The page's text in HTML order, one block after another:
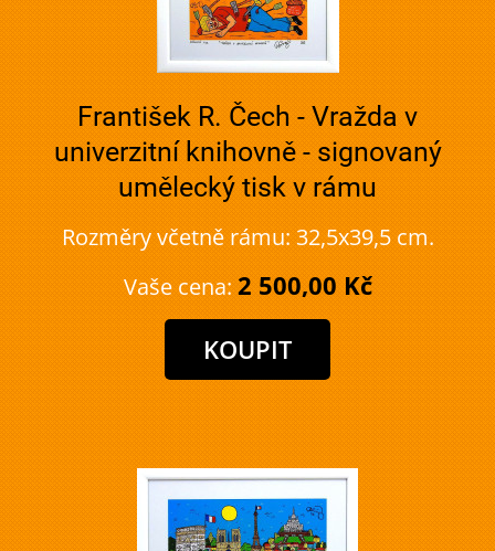
František R. Čech - Vražda v
univerzitní knihovně - signovaný
umělecký tisk v rámu
Rozměry včetně rámu: 32,5x39,5 cm.
Vaše cena: 2 500,00 Kč